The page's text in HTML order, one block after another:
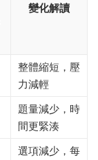
變化解讀
整體縮短，壓
力減輕
題量減少，時
間更緊湊
選項減少，每